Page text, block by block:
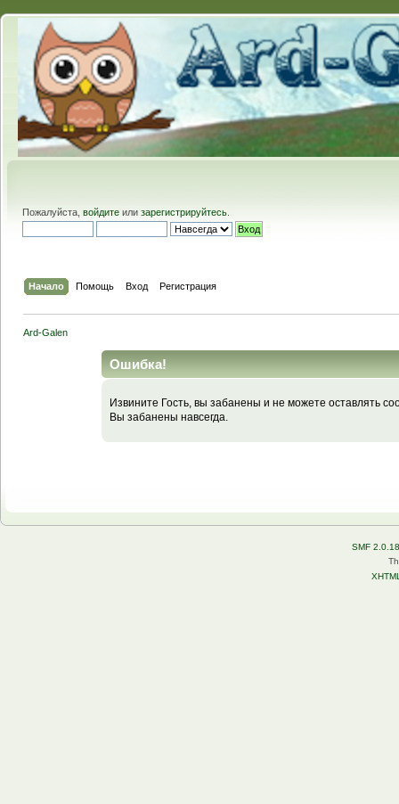
Пожалуйста, войдите или зарегистрируйтесь
Начало Помощь Вход Регистрация
Ard-Galen
Ошибка!
Извините Гость, вы забанены и не можете оставлять
Вы забанены навсегда.
SMF 2.0.18